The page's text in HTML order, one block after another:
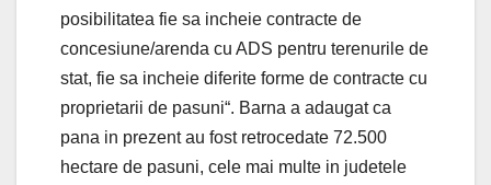
posibilitatea fie sa incheie contracte de
concesiune/arenda cu ADS pentru terenurile de
stat, fie sa incheie diferite forme de contracte cu
proprietarii de pasuni“. Barna a adaugat ca
pana in prezent au fost retrocedate 72.500
hectare de pasuni, cele mai multe in judetele